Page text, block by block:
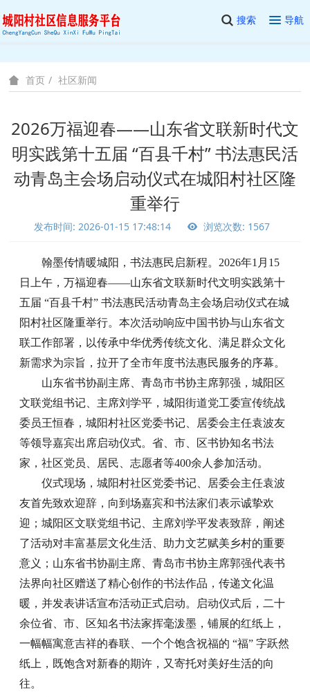
搜索 导航
首页 社区新闻
2026万福迎春——山东省文联新时代文
明实践第十五届 “百县千村” 书法惠民活
动青岛主会场启动仪式在城阳村社区隆
重举行
发布时间: 2026-01-15 17:48:14 浏览次数: 1567
翰墨传情暖城阳，书法惠民启新程。2026年1月15
日上午，万福迎春——山东省文联新时代文明实践第十
五届 “百县千村” 书法惠民活动青岛主会场启动仪式在城
阳村社区隆重举行。本次活动响应中国书协与山东省文
联工作部署，以传承中华优秀传统文化、满足群众文化
新需求为宗旨，拉开了全市年度书法惠民服务的序幕。
山东省书协副主席、青岛市书协主席郭强，城阳区
文联党组书记、主席刘学平，城阳街道党工委宣传统战
委员王恒春，城阳村社区党委书记、居委会主任袁波友
等领导嘉宾出席启动仪式。省、市、区书协知名书法
家，社区党员、居民、志愿者等400余人参加活动。
仪式现场，城阳村社区党委书记、居委会主任袁波
友首先致欢迎辞，向到场嘉宾和书法家们表示诚挚欢
迎；城阳区文联党组书记、主席刘学平发表致辞，阐述
了活动对丰富基层文化生活、助力文艺赋美乡村的重要
意义；山东省书协副主席、青岛市书协主席郭强代表书
法界向社区赠送了精心创作的书法作品，传递文化温
暖，并发表讲话宣布活动正式启动。启动仪式后，二十
余位省、市、区知名书法家挥毫泼墨，铺展的红纸上，
一幅幅寓意吉祥的春联、一个个饱含祝福的 “福” 字跃然
纸上，既饱含对新春的期许，又寄托对美好生活的向
往。